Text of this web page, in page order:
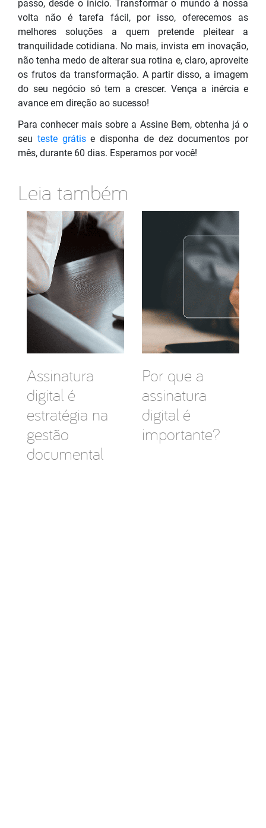
passo, desde o início. Transformar o mundo à nossa
volta não é tarefa fácil, por isso, oferecemos as
melhores soluções a quem pretende pleitear a
tranquilidade cotidiana. No mais, invista em inovação,
não tenha medo de alterar sua rotina e, claro, aproveite
os frutos da transformação. A partir disso, a imagem
do seu negócio só tem a crescer. Vença a inércia e
avance em direção ao sucesso!
Para conhecer mais sobre a Assine Bem, obtenha já o
seu teste grátise disponha de dez documentos por
mês, durante 60 dias. Esperamos por você!
Leia também
Assinatura
digital é
estratégia na
gestão
documental
Por que a
assinatura
digital é
importante?